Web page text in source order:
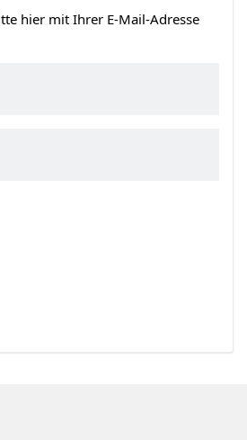
hier mit Ihrer E-Mail-Adresse